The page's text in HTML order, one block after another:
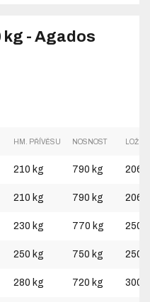
kg - Agados
HM. PŘÍVĚSU NOSNOST
210 kg 790 kg
210 kg 790 kg
230 kg 770 kg
250 kg 750 kg
280 kg 720 kg